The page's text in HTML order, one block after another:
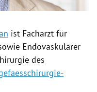
ist Facharzt für
Endovaskulärer
des